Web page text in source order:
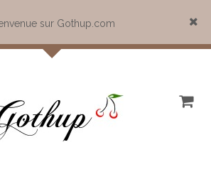
sur Gothup.com
Close